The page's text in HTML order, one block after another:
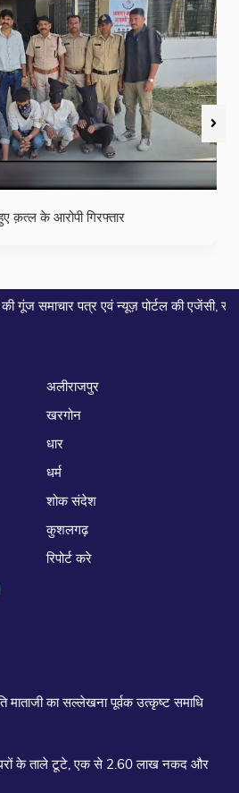
क़त्ल के आरोपी गिरफ्तार
न्यूज़ पोर्टल की एजेंसी, समाचार व विज्ञापन के
अलीराजपुर
खरगोन
धार
धर्म
शोक संदेश
कुशलगढ़
रिपोर्ट करे
माताजी का सल्लेखना पूर्वक उत्कृष्ट समाधि
के ताले टूटे, एक से 2.60 लाख नकद और